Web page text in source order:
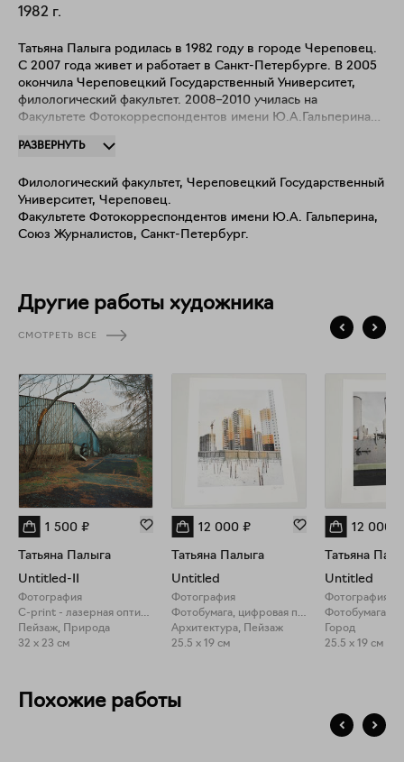
1982 г.
Татьяна Палыга родилась в 1982 году в городе Череповец.
С 2007 года живет и работает в Санкт-Петербурге. В 2005
окончила Череповецкий Государственный Университет,
филологический факультет. 2008–2010 училась на
Факультете Фотокорреспондентов имени Ю.А.Гальперина
области 2011 Резиденция Tokamak, Суоменлинна,
мастерклассах: 2010 — Преподаватель Питер Тен Хупен
(Стокгольм) "Работа над фотоисторией". 2011 —
Преподаватель Николай Ховальт (Копенгаген) "Фотография
реальна. Фотография нереальна". Участвовала в
живание", "Введение в теорию фотографии". Участница
групповой выставки "Молодая фотография 2010. 2/2.
Время".
РАЗВЕРНУТЬ
Филологический факультет, Череповецкий Государственный
Университет, Череповец.
Факультете Фотокорреспондентов имени Ю.А. Гальперина,
Союз Журналистов, Санкт-Петербург.
Другие работы художника
СМОТРЕТЬ ВСЕ
1 500 ₽
Татьяна Палыга
Untitled-II
Фотография
C-print - лазерная оптическая печать
Пейзаж, Природа
32 x 23 см
12 000 ₽
Татьяна Палыга
Untitled
Фотография
Фотобумага, цифровая печать
Архитектура, Пейзаж
25.5 x 19 см
12 000
Татьяна
Untitled
Фотография
Город
25.5 x 19 см
Похожие работы